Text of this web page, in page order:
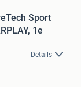
Sport
1e
Details